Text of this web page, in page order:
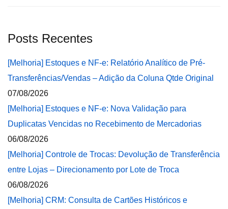
Posts Recentes
[Melhoria] Estoques e NF-e: Relatório Analítico de Pré-
Transferências/Vendas – Adição da Coluna Qtde Original
07/08/2026
[Melhoria] Estoques e NF-e: Nova Validação para
Duplicatas Vencidas no Recebimento de Mercadorias
06/08/2026
[Melhoria] Controle de Trocas: Devolução de Transferência
entre Lojas – Direcionamento por Lote de Troca
06/08/2026
[Melhoria] CRM: Consulta de Cartões Históricos e